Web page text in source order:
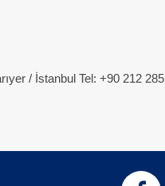
/ İstanbul Tel: +90 212 285